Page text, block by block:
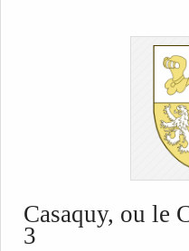
Casaquy, ou le
3